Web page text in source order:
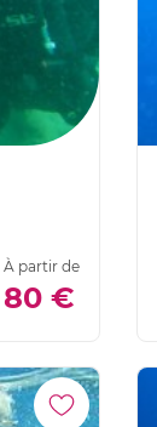
À partir de
80 €